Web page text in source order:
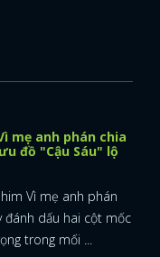
mẹ anh phán chia
đồ "Cậu Sáu" lộ
Vì mẹ anh phán
đánh dấu hai cột mốc
trong mối ...